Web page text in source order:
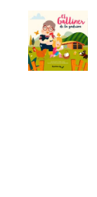
AFEGEIX
A LA
CISTELLA
/